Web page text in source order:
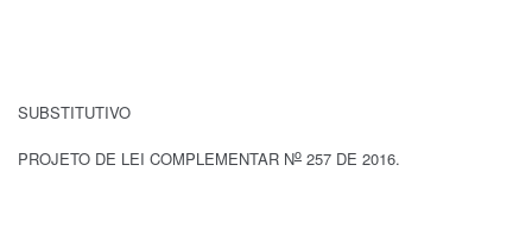
SUBSTITUTIVO
PROJETO DE LEI COMPLEMENTAR No 257 DE 2016.